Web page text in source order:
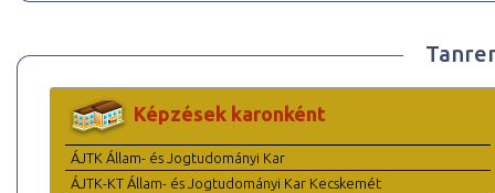
Képzések karonként
ÁJTK Állam- és Jogtudományi Kar
ÁJTK-KT Állam- és Jogtudományi Kar Kecskemét